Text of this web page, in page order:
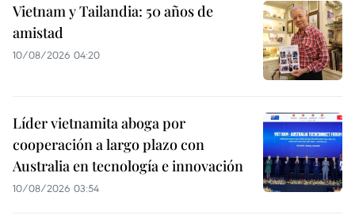
Vietnam y Tailandia: 50 años de
amistad
10/08/2026 04:20
Líder vietnamita aboga por
cooperación a largo plazo con
Australia en tecnología e innovación
10/08/2026 03:54